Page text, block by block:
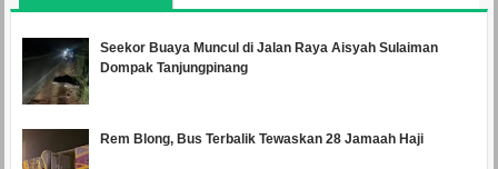
Seekor Buaya Muncul di Jalan Raya Aisyah Sulaiman
Dompak Tanjungpinang
Rem Blong, Bus Terbalik Tewaskan 28 Jamaah Haji